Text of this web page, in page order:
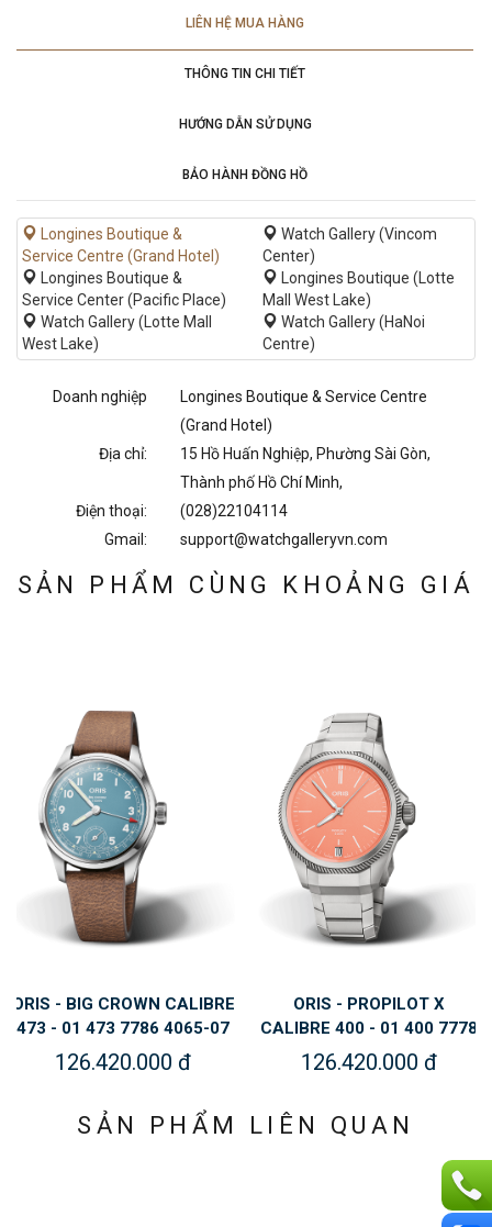
LIÊN HỆ MUA HÀNG
THÔNG TIN CHI TIẾT
HƯỚNG DẪN SỬ DỤNG
BẢO HÀNH ĐỒNG HỒ
Longines Boutique &
Service Centre (Grand Hotel)
Watch Gallery (Vincom
Center)
Longines Boutique &
Service Center (Pacific Place)
Longines Boutique (Lotte
Mall West Lake)
Watch Gallery (Lotte Mall
West Lake)
Watch Gallery (HaNoi
Centre)
Doanh nghiệp
Longines Boutique & Service Centre
(Grand Hotel)
Địa chỉ:
15 Hồ Huấn Nghiệp, Phường Sài Gòn,
Thành phố Hồ Chí Minh,
Điện thoại:
(028)22104114
Gmail:
support@watchgalleryvn.com
SẢN PHẨM CÙNG KHOẢNG GIÁ
ORIS - BIG CROWN CALIBRE
473 - 01 473 7786 4065-07
5 19 22FC
126.420.000 đ
ORIS - PROPILOT X
CALIBRE 400 - 01 400 7778
7158-07 7 20 01TLC
126.420.000 đ
SẢN PHẨM LIÊN QUAN